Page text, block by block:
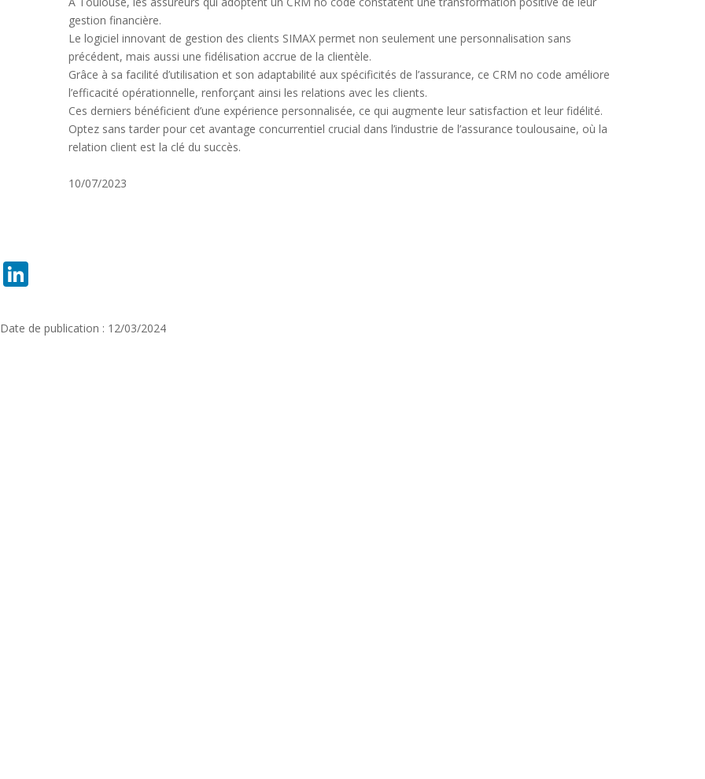
gestion financière.
Le logiciel innovant de gestion des clients SIMAX permet non seulement une personnalisation sans
précédent, mais aussi une fidélisation accrue de la clientèle.
Grâce à sa facilité d’utilisation et son adaptabilité aux spécificités de l’assurance, ce CRM no code améliore
l’efficacité opérationnelle, renforçant ainsi les relations avec les clients.
Ces derniers bénéficient d’une expérience personnalisée, ce qui augmente leur satisfaction et leur fidélité.
Optez sans tarder pour cet avantage concurrentiel crucial dans l’industrie de l’assurance toulousaine, où la
relation client est la clé du succès.
10/07/2023
Date de publication : 12/03/2024